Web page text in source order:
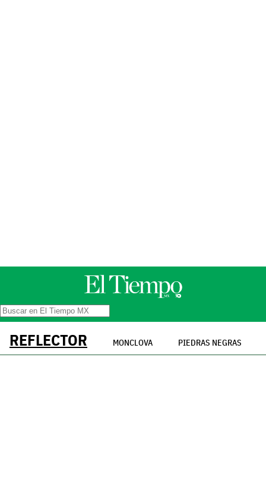
REFLECTOR MONCLOVA PIEDRAS NEGRAS